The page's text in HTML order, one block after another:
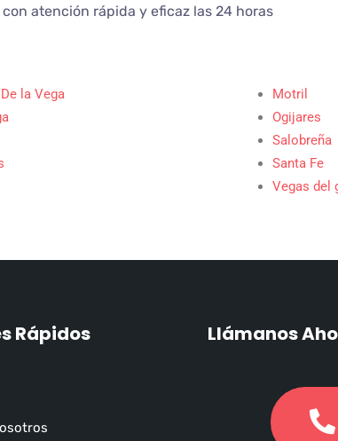
atención rápida y eficaz las 24 horas
la Vega
Motril
Ogijares
Salobreña
Santa Fe
Vegas del
Rápidos Llámanos